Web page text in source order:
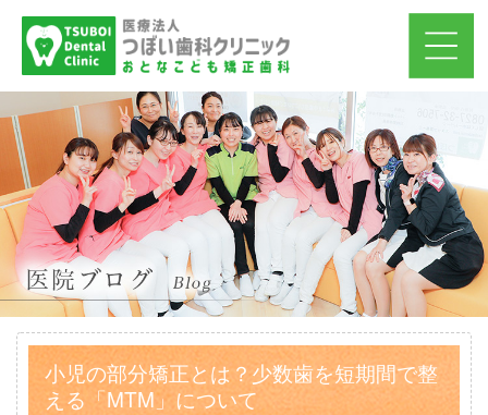
小児の部分矯正とは？少数歯を短期間で整
える「MTM」について